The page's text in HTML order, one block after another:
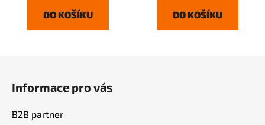
DO KOŠÍKU DO KOŠÍKU
Informace pro vás
B2B partner